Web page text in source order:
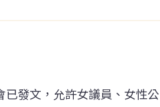
已發文，允許女議員、女性公